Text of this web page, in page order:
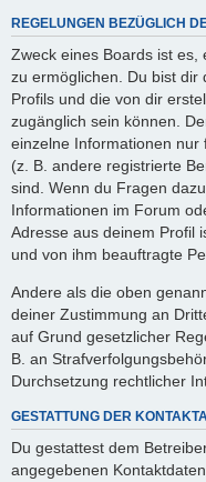
REGELUNGEN BEZÜGLICH
Zweck eines Boards ist es,
zu ermöglichen. Du bist dir
Profils und die von dir
zugänglich sein können.
einzelne Informationen
(z. B. andere registrierte
sind. Wenn du Fragen
Informationen im Forum
Adresse aus deinem Profil
und von ihm beauftragte
Andere als die oben
deiner Zustimmung an
auf Grund gesetzlicher
B. an
Durchsetzung rechtlicher
GESTATTUNG DER
Du gestattest dem
angegebenen